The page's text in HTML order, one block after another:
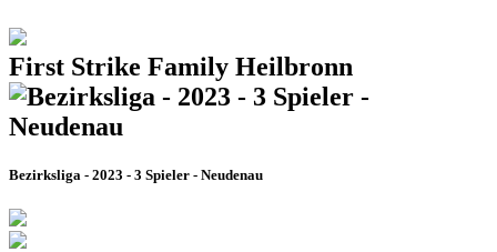
First Strike Family Heilbronn
Bezirksliga - 2023 - 3 Spieler - Neudenau